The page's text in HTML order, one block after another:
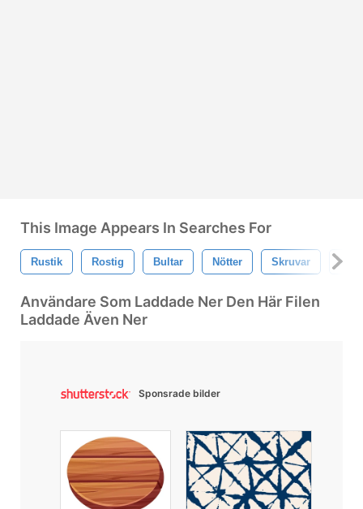
This Image Appears In Searches For
Rustik Rostig Bultar Nötter Skruvar
Användare Som Laddade Ner Den Här Filen
Laddade Även Ner
Sponsrade bilder